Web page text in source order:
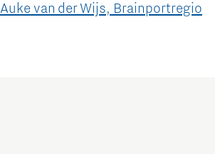
Auke van der Wijs, Brainportregio